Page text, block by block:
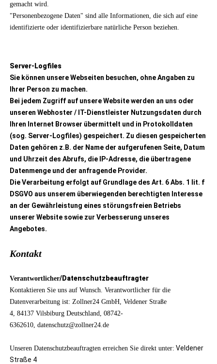
gemacht wird.
"Personenbezogene Daten" sind alle Informationen, die sich auf eine
identifizierte oder identifizierbare natürliche Person beziehen.
Server-Logfiles
Sie können unsere Webseiten besuchen, ohne Angaben zu
Ihrer Person zu machen.
Bei jedem Zugriff auf unsere Website werden an uns oder
unseren Webhoster / IT-Dienstleister Nutzungsdaten durch
Ihren Internet Browser übermittelt und in Protokolldaten
(sog. Server-Logfiles) gespeichert. Zu diesen gespeicherten
Daten gehören z.B. der Name der aufgerufenen Seite, Datum
und Uhrzeit des Abrufs, die IP-Adresse, die übertragene
Datenmenge und der anfragende Provider.
Die Verarbeitung erfolgt auf Grundlage des Art. 6 Abs. 1 lit. f
DSGVO aus unserem überwiegenden berechtigten Interesse
an der Gewährleistung eines störungsfreien Betriebs
unserer Website sowie zur Verbesserung unseres
Angebotes.
Kontakt
Verantwortlicher/Datenschutzbeauftragter
Kontaktieren Sie uns auf Wunsch. Verantwortlicher für die
Datenverarbeitung ist: Zollner24 GmbH, Veldener Straße
4, 84137 Vilsbiburg Deutschland, 08742-
6362610, datenschutz@zollner24.de
Unseren Datenschutzbeauftragten erreichen Sie direkt unter: Veldener
Straße 4